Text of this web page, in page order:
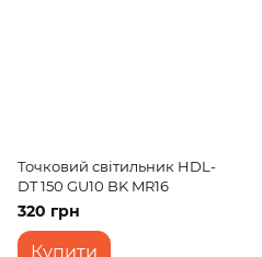
Точковий світильник HDL-
DT 150 GU10 BK MR16
320 грн
Купити